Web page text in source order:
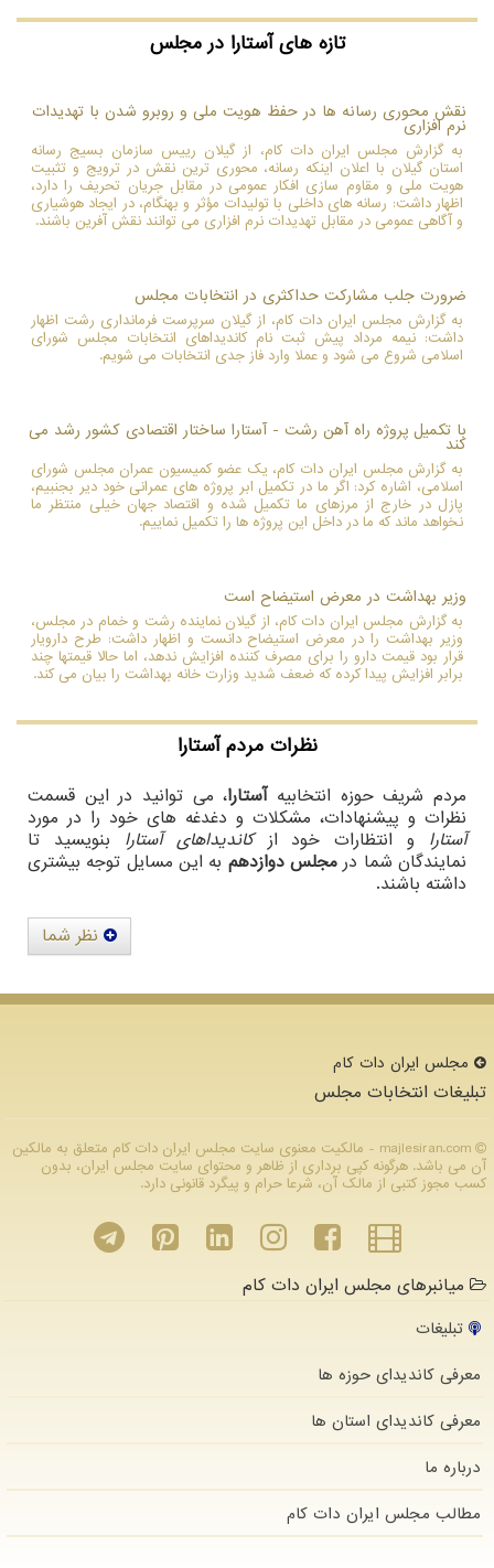
تازه های آستارا در مجلس
نقش محوری رسانه ها در حفظ هویت ملی و روبرو شدن با تهدیدات
نرم افزاری
به گزارش مجلس ایران دات کام، از گیلان رییس سازمان بسیج رسانه
استان گیلان با اعلان اینکه رسانه، محوری ترین نقش در ترویج و تثبیت
هویت ملی و مقاوم سازی افکار عمومی در مقابل جریان تحریف را دارد،
اظهار داشت: رسانه های داخلی با تولیدات مؤثر و بهنگام، در ایجاد هوشیاری
و آگاهی عمومی در مقابل تهدیدات نرم افزاری می توانند نقش آفرین باشند.
ضرورت جلب مشارکت حداکثری در انتخابات مجلس
به گزارش مجلس ایران دات کام، از گیلان سرپرست فرمانداری رشت اظهار
داشت: نیمه مرداد پیش ثبت نام کاندیداهای انتخابات مجلس شورای
اسلامی شروع می شود و عملا وارد فاز جدی انتخابات می شویم.
با تکمیل پروژه راه آهن رشت - آستارا ساختار اقتصادی کشور رشد می
کند
به گزارش مجلس ایران دات کام، یک عضو کمیسیون عمران مجلس شورای
اسلامی، اشاره کرد: اگر ما در تکمیل ابر پروژه های عمرانی خود دیر بجنبیم،
پازل در خارج از مرزهای ما تکمیل شده و اقتصاد جهان خیلی منتظر ما
نخواهد ماند که ما در داخل این پروژه ها را تکمیل نماییم.
وزیر بهداشت در معرض استیضاح است
به گزارش مجلس ایران دات کام، از گیلان نماینده رشت و خمام در مجلس،
وزیر بهداشت را در معرض استیضاح دانست و اظهار داشت: طرح دارویار
قرار بود قیمت دارو را برای مصرف کننده افزایش ندهد، اما حالا قیمتها چند
برابر افزایش پیدا کرده که ضعف شدید وزارت خانه بهداشت را بیان می کند.
نظرات مردمآستارا
مردم شریف حوزه انتخابیهآستارا، می توانید در این قسمت
نظرات و پیشنهادات، مشکلات و دغدغه های خود را در مورد
آستارا و انتظارات خود ازکاندیداهای آستارا بنویسید تا
نمایندگان شما در مجلس دوازدهم به این مسایل توجه بیشتری
داشته باشند.
نظر شما
مجلس ایران دات كام
تبلیغات انتخابات مجلس
majlesiran.com - مالکیت معنوی سایت مجلس ایران دات كام متعلق به مالکین
آن می باشد. هرگونه کپی برداری از ظاهر و محتوای سایت مجلس ایران، بدون
کسب مجوز کتبی از مالک آن، شرعا حرام و پیگرد قانونی دارد.
میانبرهای مجلس ایران دات کام
تبلیغات
معرفی کاندیدای حوزه ها
معرفی کاندیدای استان ها
درباره ما
مطالب مجلس ایران دات كام